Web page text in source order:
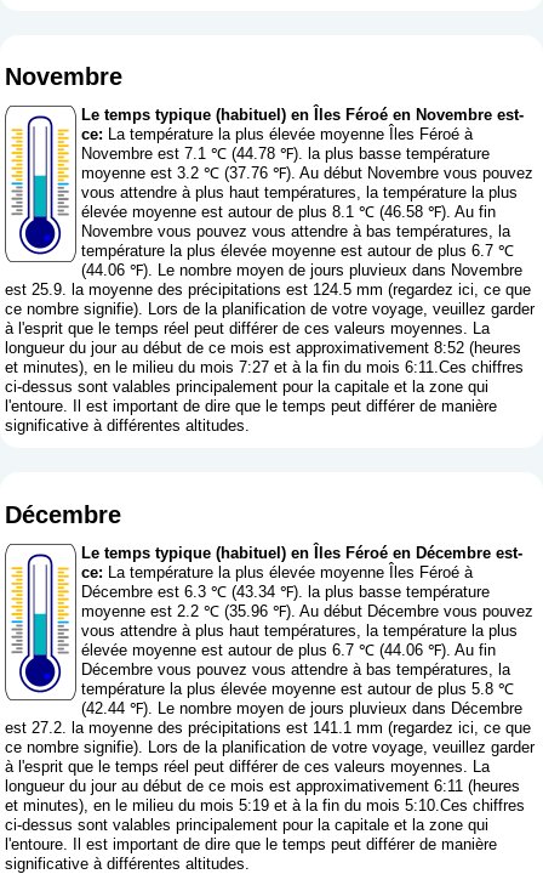
Novembre
Le temps typique (habituel) en Îles Féroé en Novembre est-
ce: La température la plus élevée moyenne Îles Féroé à
Novembre est 7.1 ℃ (44.78 ℉). la plus basse température
moyenne est 3.2 ℃ (37.76 ℉). Au début Novembre vous pouvez
vous attendre à plus haut températures, la température la plus
élevée moyenne est autour de plus 8.1 ℃ (46.58 ℉). Au fin
Novembre vous pouvez vous attendre à bas températures, la
température la plus élevée moyenne est autour de plus 6.7 ℃
(44.06 ℉). Le nombre moyen de jours pluvieux dans Novembre
est 25.9. la moyenne des précipitations est 124.5 mm (regardez ici, ce que
ce nombre signifie). Lors de la planification de votre voyage, veuillez garder
à l'esprit que le temps réel peut différer de ces valeurs moyennes. La
longueur du jour au début de ce mois est approximativement 8:52 (heures
et minutes), en le milieu du mois 7:27 et à la fin du mois 6:11.Ces chiffres
ci-dessus sont valables principalement pour la capitale et la zone qui
l'entoure. Il est important de dire que le temps peut différer de manière
significative à différentes altitudes.
Décembre
Le temps typique (habituel) en Îles Féroé en Décembre est-
ce: La température la plus élevée moyenne Îles Féroé à
Décembre est 6.3 ℃ (43.34 ℉). la plus basse température
moyenne est 2.2 ℃ (35.96 ℉). Au début Décembre vous pouvez
vous attendre à plus haut températures, la température la plus
élevée moyenne est autour de plus 6.7 ℃ (44.06 ℉). Au fin
Décembre vous pouvez vous attendre à bas températures, la
température la plus élevée moyenne est autour de plus 5.8 ℃
(42.44 ℉). Le nombre moyen de jours pluvieux dans Décembre
est 27.2. la moyenne des précipitations est 141.1 mm (regardez ici, ce que
ce nombre signifie). Lors de la planification de votre voyage, veuillez garder
à l'esprit que le temps réel peut différer de ces valeurs moyennes. La
longueur du jour au début de ce mois est approximativement 6:11 (heures
et minutes), en le milieu du mois 5:19 et à la fin du mois 5:10.Ces chiffres
ci-dessus sont valables principalement pour la capitale et la zone qui
l'entoure. Il est important de dire que le temps peut différer de manière
significative à différentes altitudes.